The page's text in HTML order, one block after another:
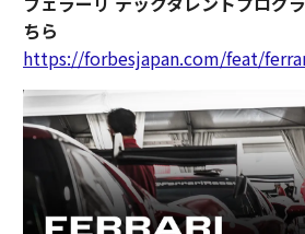
ちら
https://forbesjapan.com/feat/